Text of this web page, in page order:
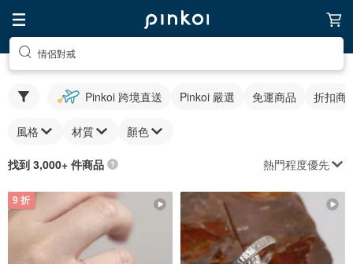
情侶對戒
Pinkoi 跨境直送 Pinkoi 嚴選 免運商品 折扣商
風格 材質 顏色
找到 3,000+ 件商品 熱門程度優先
9 折